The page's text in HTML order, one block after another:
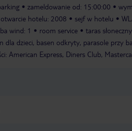
zameldowanie od: 15:00:00
otwarcie hotelu: 2008 sejf w hotelu
wind: 1 room service taras słoneczny
dla dzieci, basen odkryty, parasole przy
American Express, Diners Club,